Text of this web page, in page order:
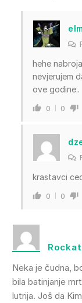
hehe
nevjerujem
ove godine..
0 0
krastavci
0 0
Neka je čudna,
bila batinjanje
lutrija. Još da